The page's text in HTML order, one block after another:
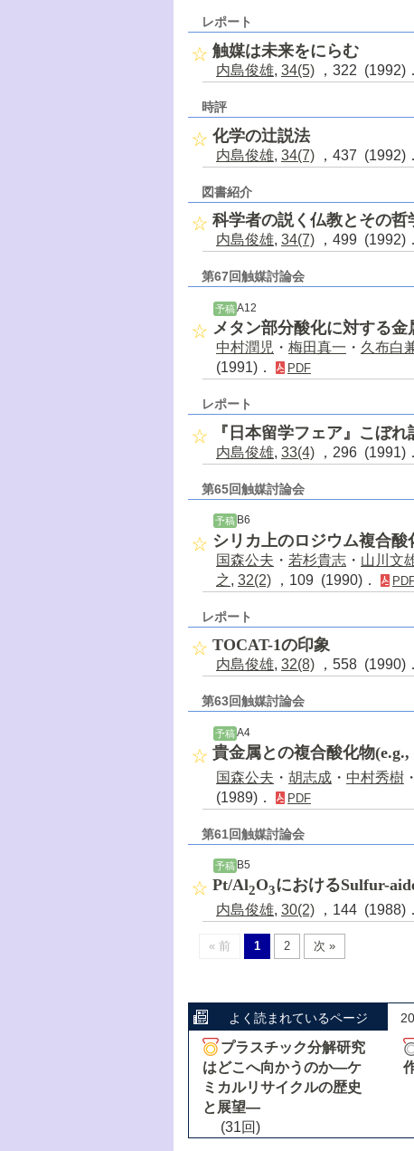
レポート
触媒は未来をにらむ
内島俊雄, 34(5) ，322 (1992)
時評
化学の辻説法
内島俊雄, 34(7) ，437 (1992)
図書紹介
科学者の説く仏教とその哲
内島俊雄, 34(7) ，499 (1992)
第67回触媒討論会
予稿 A12
メタン部分酸化に対する
中村潤児 ・ 梅田真一 ・ 久布白
(1991)．
PDF
レポート
『日本留学フェア』こぼれ
内島俊雄, 33(4) ，296 (1991)
第65回触媒討論会
予稿 B6
シリカ上のロジウム複合
国森公夫 ・ 若杉貴志 ・ 山川文
之, 32(2) ，109 (1990)．
レポート
TOCAT-1の印象
内島俊雄, 32(8) ，558 (1990)
第63回触媒討論会
予稿A4
貴金属との複合酸化物
国森公夫 ・ 胡志成 ・ 中村秀樹 ・
(1989)．
PDF
第61回触媒討論会
予稿 B5
Pt/Al2O3におけるSulfur-
内島俊雄, 30(2) ，144 (1988)
« 前 1 2 次 »
よく読まれているページ
プラスチック分解研究
はどこへ向かうのか―ケ
ミカルリサイクルの歴史
と展望―
(31回)